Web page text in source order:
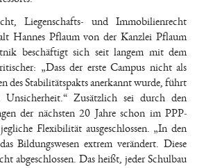
Liegenschafts- und Immobilienrecht
Hannes Pflaum von der Kanzlei Pflaum
beschäftigt sich seit langem mit dem
„Dass der erste Campus nicht als
des Stabilitätspakts anerkannt wurde, führt
Zusätzlich sei durch den
der nächsten 20 Jahre schon im PPP-
Flexibilität ausgeschlossen. „In den
Bildungswesen extrem verändert. Diese
abgeschlossen. Das heißt, jeder Schulbau